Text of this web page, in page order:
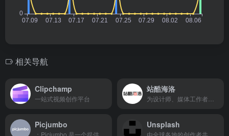
相关导航
Clipchamp
一站式视频创作平台
站酷海洛
Picjumbo Unsplash